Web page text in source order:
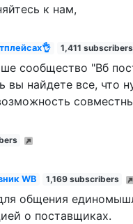
к нам,
1,411 subscribers
сообщество "Вб
вы найдете все, что
WB 1,169 subscribers
общения
о поставщиках.